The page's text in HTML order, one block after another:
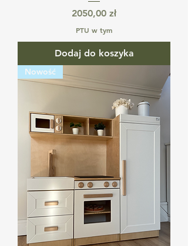
Cena
2050,00 zł
PTU w tym
Dodaj do koszyka
Nowość